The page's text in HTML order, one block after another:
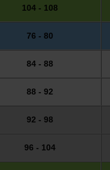
104 - 108
76 - 80
84 - 88
88 - 92
92 - 98
96 - 104